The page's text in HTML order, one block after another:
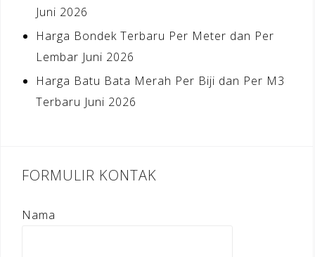
Juni 2026
Harga Bondek Terbaru Per Meter dan Per
Lembar Juni 2026
Harga Batu Bata Merah Per Biji dan Per M3
Terbaru Juni 2026
FORMULIR KONTAK
Nama